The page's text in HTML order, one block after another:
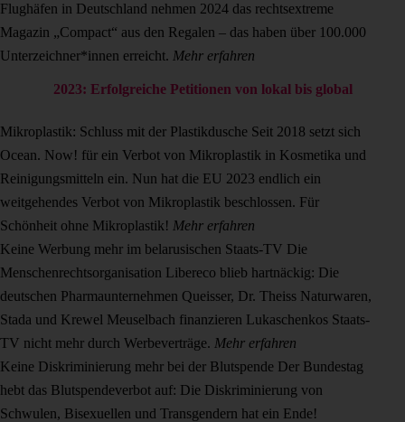
Flughäfen in Deutschland nehmen 2024 das rechtsextreme
Magazin „Compact“ aus den Regalen – das haben über 100.000
Unterzeichner*innen erreicht. Mehr erfahren
2023: Erfolgreiche Petitionen von lokal bis global
Mikroplastik: Schluss mit der Plastikdusche Seit 2018 setzt sich
Ocean. Now! für ein Verbot von Mikroplastik in Kosmetika und
Reinigungsmitteln ein. Nun hat die EU 2023 endlich ein
weitgehendes Verbot von Mikroplastik beschlossen. Für
Schönheit ohne Mikroplastik! Mehr erfahren
Keine Werbung mehr im belarusischen Staats-TV Die
Menschenrechtsorganisation Libereco blieb hartnäckig: Die
deutschen Pharmaunternehmen Queisser, Dr. Theiss Naturwaren,
Stada und Krewel Meuselbach finanzieren Lukaschenkos Staats-
TV nicht mehr durch Werbeverträge. Mehr erfahren
Keine Diskriminierung mehr bei der Blutspende Der Bundestag
hebt das Blutspendeverbot auf: Die Diskriminierung von
Schwulen, Bisexuellen und Transgendern hat ein Ende!